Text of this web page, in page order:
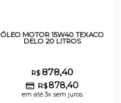
ÓLEO MOTOR 15W40 TEXACO
DELO 20 LITROS
R$878,40
R$ 878,40
em até 3x sem juros